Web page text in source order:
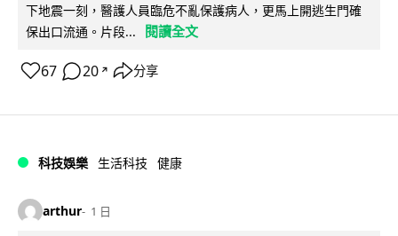
下地震一刻，醫護人員臨危不亂保護病人，更馬上開逃生門確
保出口流通。片段...
閱讀全文
67 20 ↗ 分享
科技娛樂 生活科技 健康
arthur 1 日